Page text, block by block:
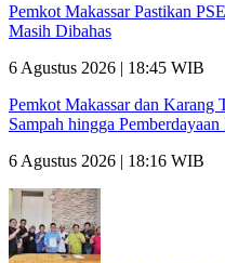
Pemkot Makassar Pastikan
Masih Dibahas
6 Agustus 2026 | 18:45 WIB
Pemkot Makassar dan Karang
Sampah hingga
6 Agustus 2026 | 18:16 WIB